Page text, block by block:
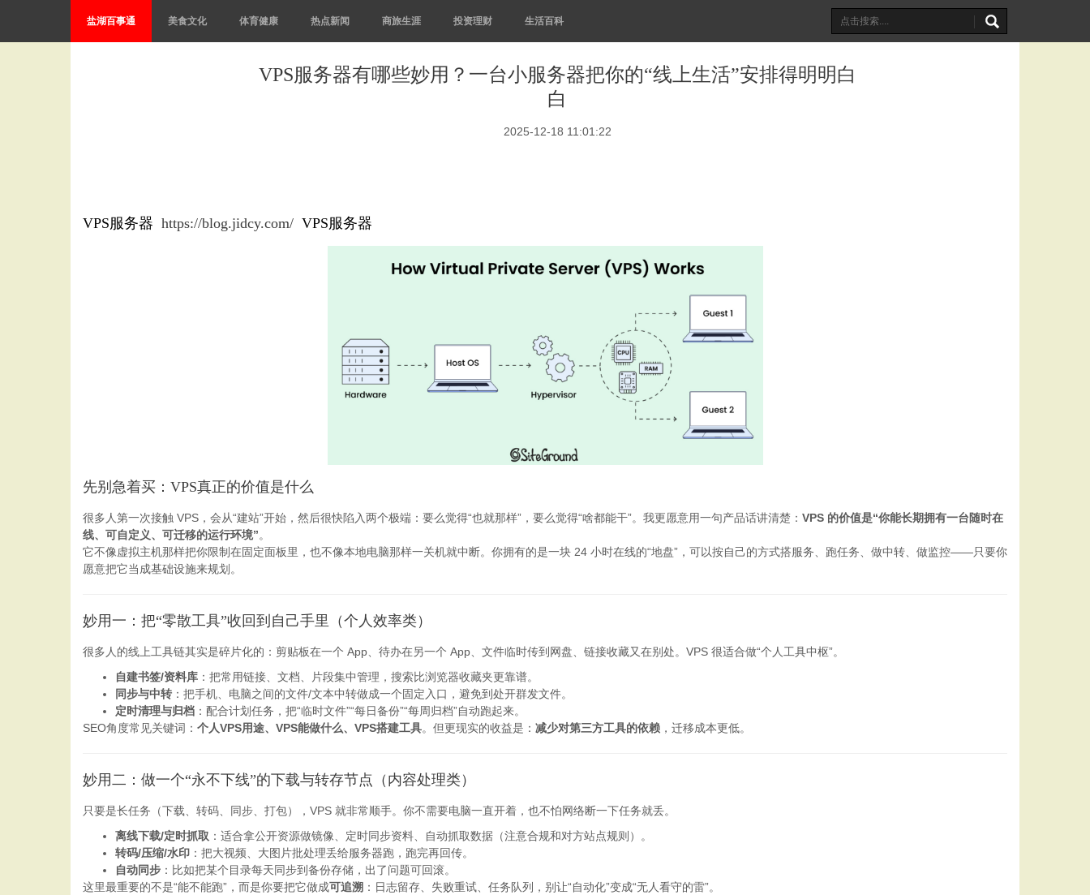
盐湖百事通 美食文化 体育健康 热点新闻 商旅生涯 投资理财 生活百科
VPS服务器有哪些妙用？一台小服务器把你的“线上生活”安排得明明白
白
2025-12-18 11:01:22
VPS服务器 https://blog.jidcy.com/ VPS服务器
先别急着买：VPS真正的价值是什么
很多人第一次接触 VPS，会从“建站”开始，然后很快陷入两个极端：要么觉得“也就那样”，要么觉得“啥都能干”。我更愿意用一句产品话讲清楚： VPS 的价值是“你能长期拥有一台随时在
线、可自定义、可迁移的运行环境”。
它不像虚拟主机那样把你限制在固定面板里，也不像本地电脑那样一关机就中断。你拥有的是一块 24 小时在线的“地盘”，可以按自己的方式搭服务、跑任务、做中转、做监控——只要你
愿意把它当成基础设施来规划。
妙用一：把“零散工具”收回到自己手里（个人效率类）
很多人的线上工具链其实是碎片化的：剪贴板在一个 App、待办在另一个 App、文件临时传到网盘、链接收藏又在别处。VPS 很适合做“个人工具中枢”。
自建书签/资料库 ：把常用链接、文档、片段集中管理，搜索比浏览器收藏夹更靠谱。
同步与中转 ：把手机、电脑之间的文件/文本中转做成一个固定入口，避免到处开群发文件。
定时清理与归档 ：配合计划任务，把“临时文件”“每日备份”“每周归档”自动跑起来。
SEO角度常见关键词： 个人VPS用途、VPS能做什么、VPS搭建工具。但更现实的收益是： 减少对第三方工具的依赖 ，迁移成本更低。
妙用二：做一个“永不下线”的下载与转存节点（内容处理类）
只要是长任务（下载、转码、同步、打包），VPS 就非常顺手。你不需要电脑一直开着，也不怕网络断一下任务就丢。
离线下载/定时抓取 ：适合拿公开资源做镜像、定时同步资料、自动抓取数据（注意合规和对方站点规则）。
转码/压缩/水印 ：把大视频、大图片批处理丢给服务器跑，跑完再回传。
自动同步 ：比如把某个目录每天同步到备份存储，出了问题可回滚。
这里最重要的不是“能不能跑”，而是你要把它做成可追溯 ：日志留存、失败重试、任务队列，别让“自动化”变成“无人看守的雷”。